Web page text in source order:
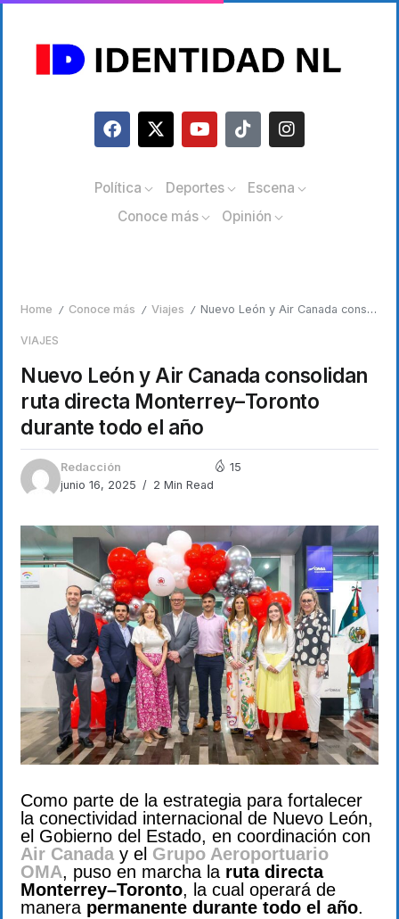
Política Deportes
Escena
Conoce más
Opinión
Home / Conoce más / Viajes / Nuevo León y Air Canada consolidan ruta directa Monterrey–Toronto durante todo el año
VIAJES
Nuevo León y Air Canada consolidan
ruta directa Monterrey–Toronto
durante todo el año
Redacción
junio 16, 2025
2 Min Read
15
Como parte de la estrategia para fortalecer
la conectividad internacional de Nuevo León,
el Gobierno del Estado, en coordinación con
Air Canada y el Grupo Aeroportuario
OMA, puso en marcha la ruta directa
Monterrey–Toronto, la cual operará de
manera permanente durante todo el año.